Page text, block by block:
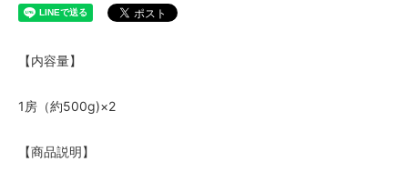
【内容量】
1房（約500g)×2
【商品説明】